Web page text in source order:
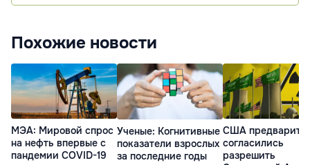
Похожие новости
МЭА: Мировой спрос
на нефть впервые с
пандемии COVID-19
Ученые: Когнитивные
показатели взрослых
за последние годы
США
согласились
разрешить